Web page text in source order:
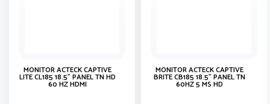
MONITOR ACTECK CAPTIVE
LITE CL185 18.5" PANEL TN HD
60 HZ HDMI
MONITOR ACTECK CAPTIVE
BRITE CB185 18.5" PANEL TN
60HZ 5 MS HD